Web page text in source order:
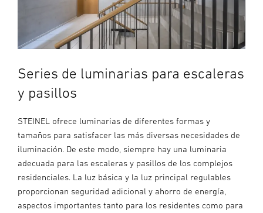
Series de luminarias para escaleras
y pasillos
STEINEL ofrece luminarias de diferentes formas y
tamaños para satisfacer las más diversas necesidades de
iluminación. De este modo, siempre hay una luminaria
adecuada para las escaleras y pasillos de los complejos
residenciales. La luz básica y la luz principal regulables
proporcionan seguridad adicional y ahorro de energía,
aspectos importantes tanto para los residentes como para